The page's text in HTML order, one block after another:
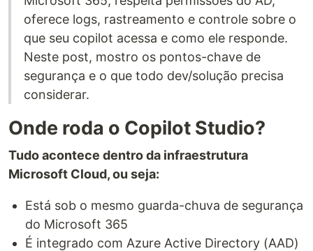
oferece logs, rastreamento e controle sobre o
que seu copilot acessa e como ele responde.
Neste post, mostro os pontos-chave de
segurança e o que todo dev/solução precisa
considerar.
Onde roda o Copilot Studio?
Tudo acontece dentro da infraestrutura
Microsoft Cloud, ou seja:
Está sob o mesmo guarda-chuva de segurança
do Microsoft 365
É integrado com Azure Active Directory (AAD)